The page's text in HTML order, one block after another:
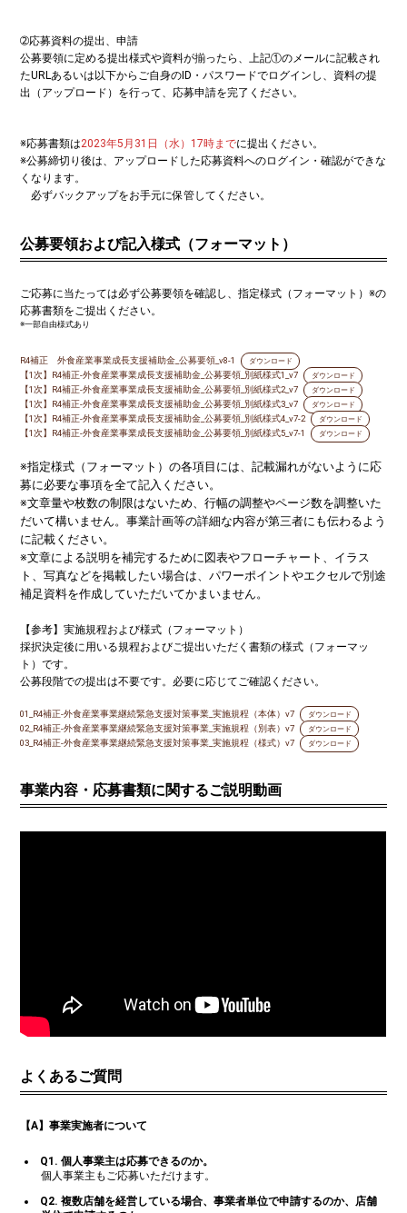
➁応募資料の提出、申請
公募要領に定める提出様式や資料が揃ったら、上記①のメールに記載され
たURLあるいは以下からご自身のID・パスワードでログインし、資料の提
出（アップロード）を行って、応募申請を完了ください。
※応募書類は2023年5月31日（水）17時までに提出ください。
※公募締切り後は、アップロードした応募資料へのログイン・確認ができな
くなります。
必ずバックアップをお手元に保管してください。
公募要領および記入様式（フォーマット）
ご応募に当たっては必ず公募要領を確認し、指定様式（フォーマット）※の
応募書類をご提出ください。
※一部自由様式あり
R4補正 外食産業事業成長支援補助金_公募要領_v8-1 ダウンロード
【1次】R4補正-外食産業事業成長支援補助金_公募要領_別紙様式1_v7 ダウンロード
【1次】R4補正-外食産業事業成長支援補助金_公募要領_別紙様式2_v7 ダウンロード
【1次】R4補正-外食産業事業成長支援補助金_公募要領_別紙様式3_v7 ダウンロード
【1次】R4補正-外食産業事業成長支援補助金_公募要領_別紙様式4_v7-2 ダウンロード
【1次】R4補正-外食産業事業成長支援補助金_公募要領_別紙様式5_v7-1 ダウンロード
※指定様式（フォーマット）の各項目には、記載漏れがないように応
募に必要な事項を全て記入ください。
※文章量や枚数の制限はないため、行幅の調整やページ数を調整いた
だいて構いません。事業計画等の詳細な内容が第三者にも伝わるよう
に記載ください。
※文章による説明を補完するために図表やフローチャート、イラス
ト、写真などを掲載したい場合は、パワーポイントやエクセルで別途
補足資料を作成していただいてかまいません。
【参考】実施規程および様式（フォーマット）
採択決定後に用いる規程およびご提出いただく書類の様式（フォーマッ
ト）です。
公募段階での提出は不要です。必要に応じてご確認ください。
01_R4補正-外食産業事業継続緊急支援対策事業_実施規程（本体）v7 ダウンロード
02_R4補正-外食産業事業継続緊急支援対策事業_実施規程（別表）v7 ダウンロード
03_R4補正-外食産業事業継続緊急支援対策事業_実施規程（様式）v7 ダウンロード
事業内容・応募書類に関するご説明動画
よくあるご質問
【A】事業実施者について
Q1. 個人事業主は応募できるのか。
個人事業主もご応募いただけます。
Q2. 複数店舗を経営している場合、事業者単位で申請するのか、店舗